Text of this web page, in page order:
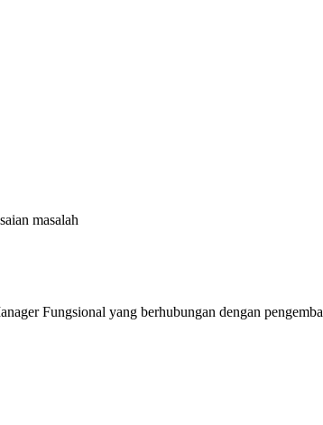
masalah
Fungsional yang berhubungan dengan